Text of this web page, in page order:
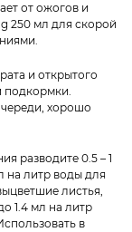
от ожогов и
250 мл для скорой
и открытого
подкормки.
хорошо
разводите 0.5 – 1
на литр воды для
листья,
1.4 мл на литр
в